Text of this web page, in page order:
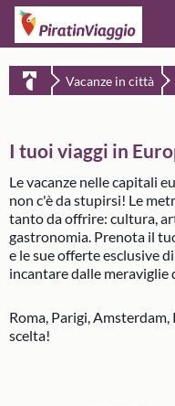
Vacanze in città
I tuoi viaggi in
Le vacanze nelle capitali
non c'è da stupirsi! Le
tanto da offrire: cultura,
gastronomia. Prenota il
e le sue offerte esclusive di
incantare dalle meraviglie
Roma, Parigi, Amsterdam,
scelta!